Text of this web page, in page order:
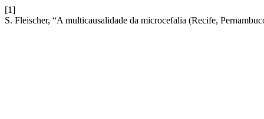
[1]
S. Fleischer, “A multicausalidade da microcefalia (Recife,